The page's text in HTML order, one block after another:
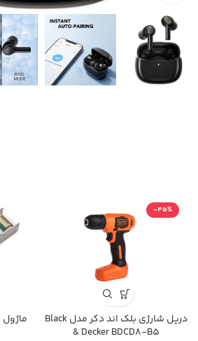
-45%
دریل شارژی بلک اند دکر مدل Black
& Decker BDCD8-B5